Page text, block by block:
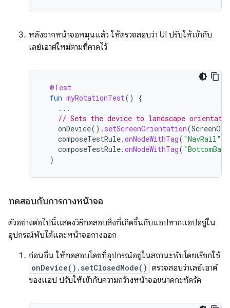
หลังจากหน้าจอหมุนแล้ว ให้ตรวจสอบว่า UI ปรับให้เข้ากับ
เลย์เอาต์ใหม่ตามที่คาดไว้
@Test
fun myRotationTest()
{
...
// Sets the device to landscape
onDevice(). setScreenOrientation(
composeTestRule.onNodeWithTag( "NavRail"
composeTestRule.onNodeWithTag( "BottomBar"
}
ทดสอบกับการกางหน้าจอ
ตัวอย่างต่อไปนี้แสดงวิธีทดสอบสิ่งที่เกิดขึ้นกับแอปหากแอปอยู่ใน
อุปกรณ์พับได้และหน้าจอกางออก
ก่อนอื่น ให้ทดสอบโดยที่อุปกรณ์อยู่ในสถานะพับโดยเรียกใช้
onDevice().setClosedMode() ตรวจสอบว่าเลย์เอาต์
ของแอป ปรับให้เข้ากับความกว้างหน้าจอขนาดกะทัดรัด